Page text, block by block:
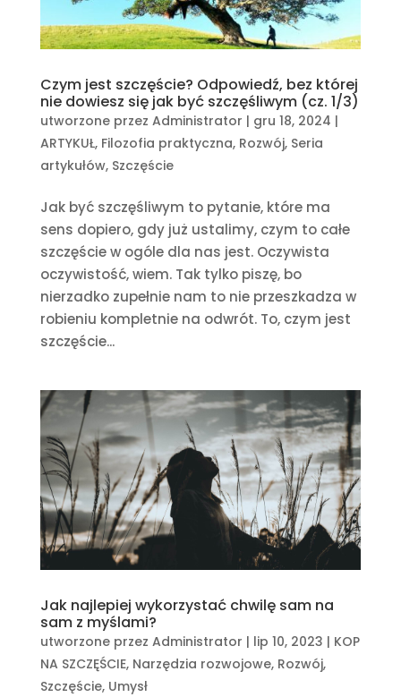
Czym jest szczęście? Odpowiedź, bez której
nie dowiesz się jak być szczęśliwym (cz. 1/3)
utworzone przez Administrator | gru 18, 2024 |
ARTYKUŁ, Filozofia praktyczna, Rozwój, Seria
artykułów, Szczęście
Jak być szczęśliwym to pytanie, które ma
sens dopiero, gdy już ustalimy, czym to całe
szczęście w ogóle dla nas jest. Oczywista
oczywistość, wiem. Tak tylko piszę, bo
nierzadko zupełnie nam to nie przeszkadza w
robieniu kompletnie na odwrót. To, czym jest
szczęście...
Jak najlepiej wykorzystać chwilę sam na
sam z myślami?
utworzone przez Administrator | lip 10, 2023 | KOP
NA SZCZĘŚCIE, Narzędzia rozwojowe, Rozwój,
Szczęście, Umysł